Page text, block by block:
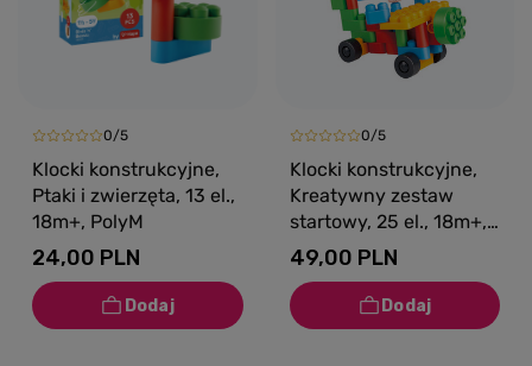
0/5
Klocki konstrukcyjne,
Ptaki i zwierzęta, 13 el.,
18m+, PolyM
24,00 PLN
0/5
Klocki konstrukcyjne,
Kreatywny zestaw
startowy, 25 el., 18m+,
PolyM
49,00 PLN